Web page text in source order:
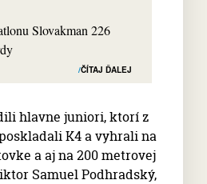
Slovakman 226
ČÍTAJ ĎALEJ
hlavne juniori, ktorí z
K4 a vyhrali na
a aj na 200 metrovej
Samuel Podhradský,